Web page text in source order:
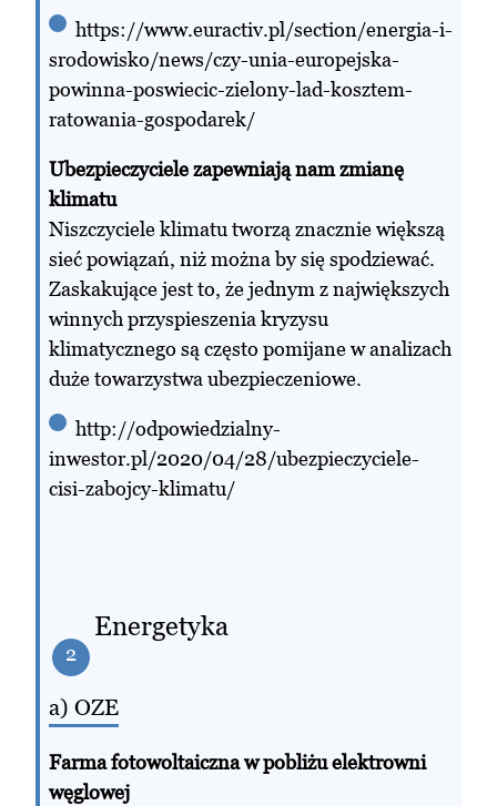
https://www.euractiv.pl/section/energia-i-
srodowisko/news/czy-unia-europejska-
powinna-poswiecic-zielony-lad-kosztem-
ratowania-gospodarek/
Ubezpieczyciele zapewniają nam zmianę
klimatu
Niszczyciele klimatu tworzą znacznie większą
sieć powiązań, niż można by się spodziewać.
Zaskakujące jest to, że jednym z największych
winnych przyspieszenia kryzysu
klimatycznego są często pomijane w analizach
duże towarzystwa ubezpieczeniowe.
http://odpowiedzialny-
inwestor.pl/2020/04/28/ubezpieczyciele-
cisi-zabojcy-klimatu/
2
Energetyka
a) OZE
Farma fotowoltaiczna w pobliżu elektrowni
węglowej